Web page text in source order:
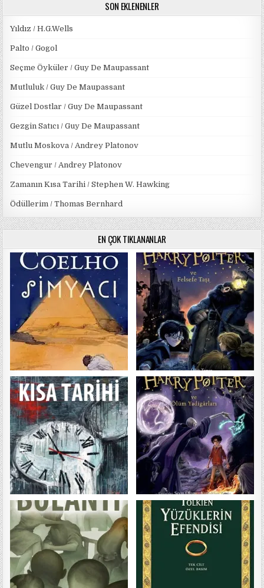
SON EKLENENLER
Yıldız / H.G.Wells
Palto / Gogol
Seçme Öyküler / Guy De Maupassant
Mutluluk / Guy De Maupassant
Güzel Dostlar / Guy De Maupassant
Gezgin Satıcı / Guy De Maupassant
Mutlu Moskova / Andrey Platonov
Chevengur / Andrey Platonov
Zamanın Kısa Tarihi / Stephen W. Hawking
Ödüllerim / Thomas Bernhard
EN ÇOK TIKLANANLAR